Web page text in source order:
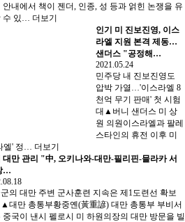
안내에서 책이 젠더, 인종, 성 등과 얽힌 논쟁을 유
수 있… 더보기
인기 미 진보진영, 이스
라엘 지원 본격 제동…
샌더스 "공정해…
2021.05.24
민주당 내 진보진영도
압박 가열…'이스라엘 8
천억 무기 판매' 첫 시험
대▲버니 샌더스 미 상
원 의원이스라엘과 팔레
스타인의 휴전 이후 미
엘' 정… 더보기
대만 관리 "中, 오키나와-대만-필리핀-믈라카 서
…
의 대만 주변 군사훈련 지속은 제1도련선 확보
대만 총통부황중옌(黃重諺) 대만 총통부 부비서
중국이 낸시 펠로시 미 하원의장의 대만 방문을 빌